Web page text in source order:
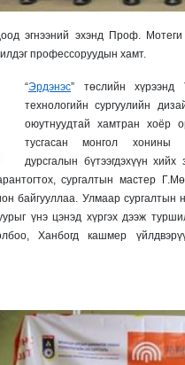
эгнээний эхэнд Проф.
профессоруудын хамт.
“Эрдэнэс” төслийн хүрээнд
технологийн сургуулийн
оюутнуудтай хамтран хоёр
тусгасан монгол хонины
дурсгалын бүтээгдэхүүн хийх
сургалтын мастер
байгууллаа. Улмаар сургалтын
үнэ цэнэд хүргэх дээж
Ханбогд кашмер